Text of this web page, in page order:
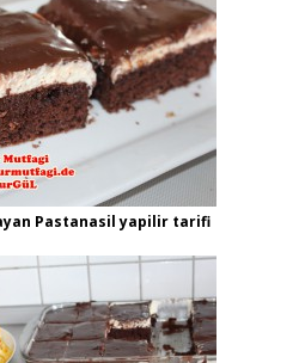
Pastanasil yapilir tarifi